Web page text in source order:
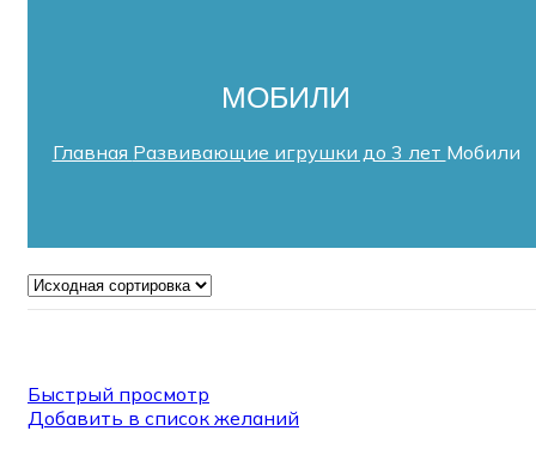
МОБИЛИ
Главная Развивающие игрушки до 3 лет Мобили
Быстрый просмотр
Добавить в список желаний